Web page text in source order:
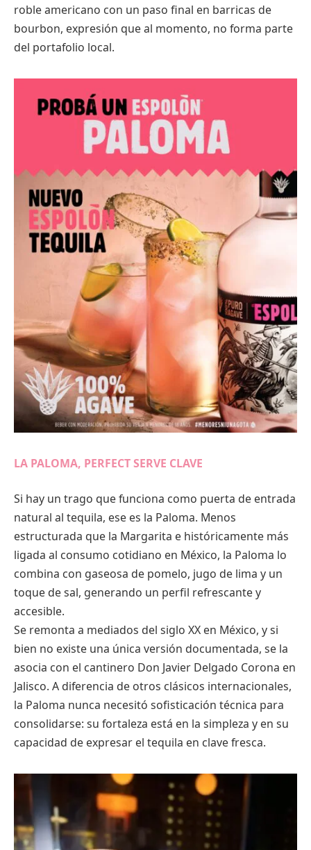
roble americano con un paso final en barricas de
bourbon, expresión que al momento, no forma parte
del portafolio local.
LA PALOMA, PERFECT SERVE CLAVE
Si hay un trago que funciona como puerta de entrada
natural al tequila, ese es la Paloma. Menos
estructurada que la Margarita e históricamente más
ligada al consumo cotidiano en México, la Paloma lo
combina con gaseosa de pomelo, jugo de lima y un
toque de sal, generando un perfil refrescante y
accesible.
Se remonta a mediados del siglo XX en México, y si
bien no existe una única versión documentada, se la
asocia con el cantinero Don Javier Delgado Corona en
Jalisco. A diferencia de otros clásicos internacionales,
la Paloma nunca necesitó sofisticación técnica para
consolidarse: su fortaleza está en la simpleza y en su
capacidad de expresar el tequila en clave fresca.